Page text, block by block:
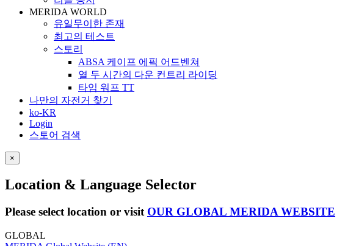
MERIDA WORLD
유일무이한 존재
최고의 테스트
스토리
ABSA 케이프 에픽 어드벤쳐
열 두 시간의 다운 컨트리 라이딩
타임 워프 TT
나만의 자전거 찾기
ko-KR
Login
스토어 검색
×
Location & Language Selector
Please select location or visit OUR GLOBAL MERIDA WEBSITE
GLOBAL